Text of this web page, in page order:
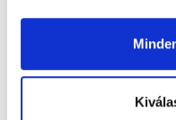
Amennyiben csak a C-
kontrollterületén, akkor